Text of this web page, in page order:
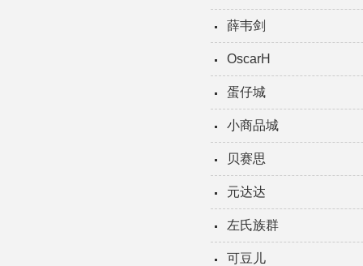
薛韦剑
OscarH
蛋仔城
小商品城
贝赛思
元达达
左氏族群
可豆儿